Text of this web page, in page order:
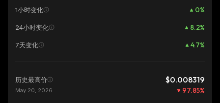
1小时变化 0%
24小时变化 8.2%
7天变化 4.7%
历史最高价 $0.008319
May 20, 2026 97.85%